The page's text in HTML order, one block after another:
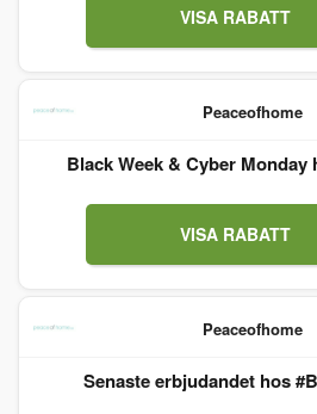
VISA RABATT
Peaceofhome
Black Week & Cyber Monday
VISA RABATT
Peaceofhome
Senaste erbjudandet hos